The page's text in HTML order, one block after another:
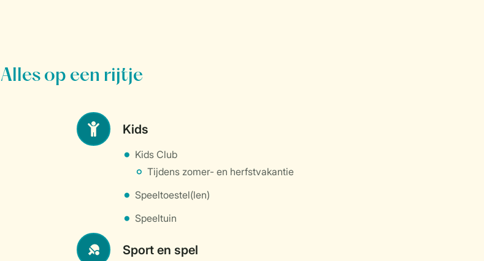
Alles op een rijtje
Kids
Kids Club
Tijdens zomer- en herfstvakantie
Speeltoestel(len)
Speeltuin
Sport en spel